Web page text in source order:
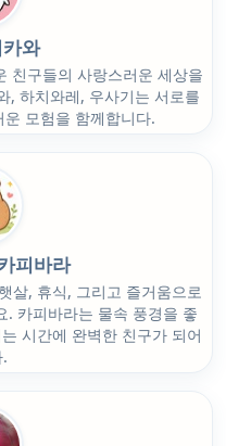
와
친구들의 사랑스러운 세상을
, 하치와레, 우사기는 서로를
모험을 함께합니다.
피바라
살, 휴식, 그리고 즐거움으로
. 카피바라는 물속 풍경을 좋
시간에 완벽한 친구가 되어